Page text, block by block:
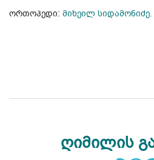
ორთოპედი: მიხეილ სიდამონიძე.
ღიმილის